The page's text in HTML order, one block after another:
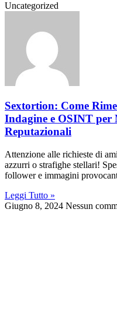
Uncategorized
Sextortion: Come
Indagine e OSINT per
Reputazionali
Attenzione alle richieste di
azzurri o strafighe stellari!
follower e immagini
Leggi Tutto »
Giugno 8, 2024 Nessun